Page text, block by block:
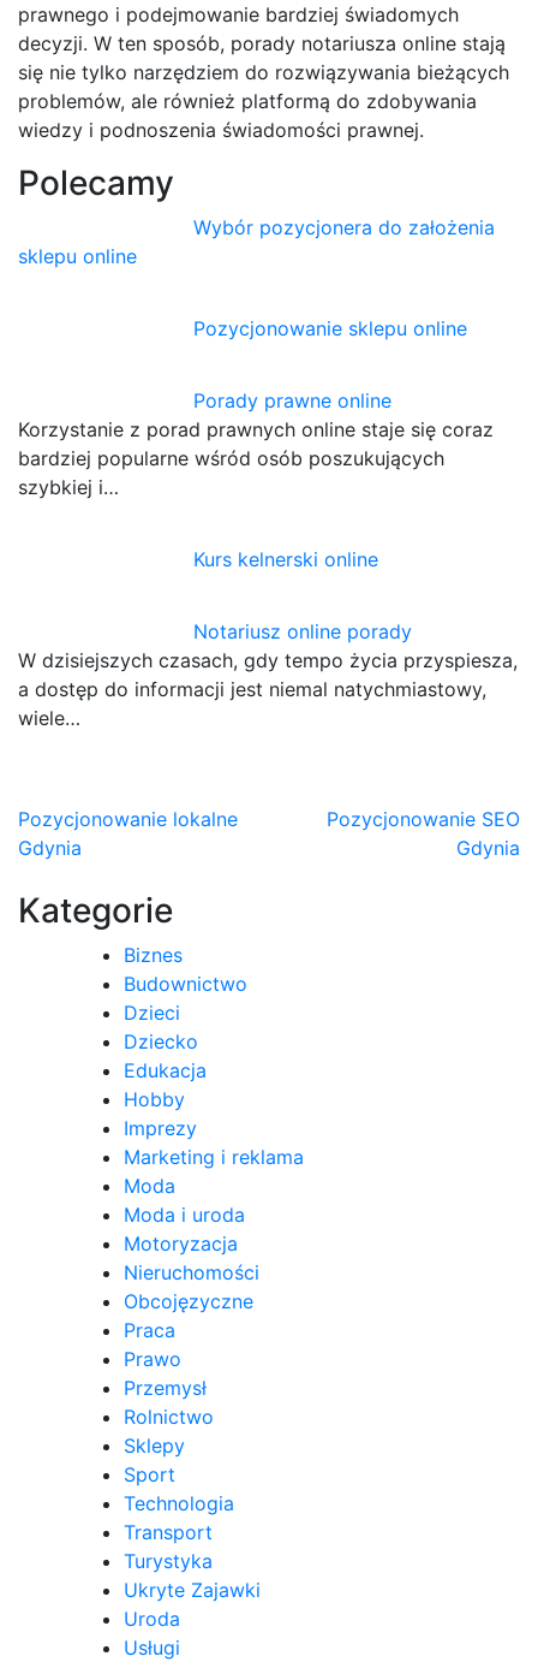
prawnego i podejmowanie bardziej świadomych
decyzji. W ten sposób, porady notariusza online stają
się nie tylko narzędziem do rozwiązywania bieżących
problemów, ale również platformą do zdobywania
wiedzy i podnoszenia świadomości prawnej.
Polecamy
Wybór pozycjonera do założenia
sklepu online
Pozycjonowanie sklepu online
Porady prawne online
Korzystanie z porad prawnych online staje się coraz
bardziej popularne wśród osób poszukujących
szybkiej i…
Kurs kelnerski online
Notariusz online porady
W dzisiejszych czasach, gdy tempo życia przyspiesza,
a dostęp do informacji jest niemal natychmiastowy,
wiele…
Nawigacja
wpisu
Pozycjonowanie lokalne
Gdynia
Pozycjonowanie SEO
Gdynia
Kategorie
Biznes
Budownictwo
Dzieci
Dziecko
Edukacja
Hobby
Imprezy
Marketing i reklama
Moda
Moda i uroda
Motoryzacja
Nieruchomości
Obcojęzyczne
Praca
Prawo
Przemysł
Rolnictwo
Sklepy
Sport
Technologia
Transport
Turystyka
Ukryte Zajawki
Uroda
Usługi